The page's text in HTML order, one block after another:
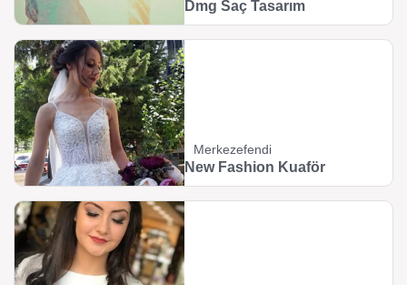
Dmg Saç Tasarım
Merkezefendi
New Fashion Kuaför